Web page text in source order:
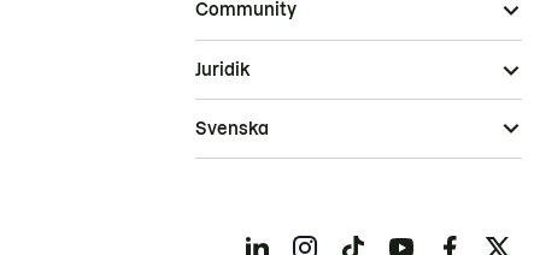
Community
Juridik
Svenska